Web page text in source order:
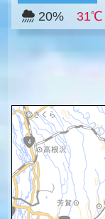
20% 31℃